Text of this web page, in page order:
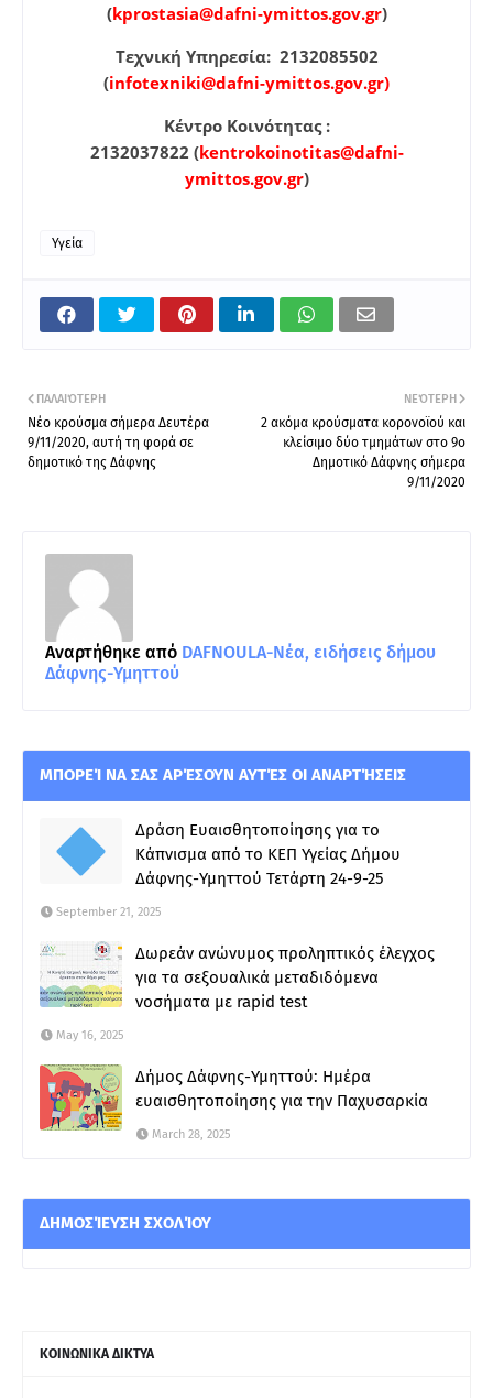
(kprostasia@dafni-ymittos.gov.gr)
Τεχνική Υπηρεσία: 2132085502
(infotexniki@dafni-ymittos.gov.gr)
Κέντρο Κοινότητας :
2132037822 (kentrokoinotitas@dafni-
ymittos.gov.gr)
Υγεία
ΝΕΌΤΕΡΗ
2 ακόμα κρούσματα κορονοϊού και
κλείσιμο δύο τμημάτων στο 9ο
Δημοτικό Δάφνης σήμερα
9/11/2020
ΠΑΛΑΙΌΤΕΡΗ
Νέο κρούσμα σήμερα Δευτέρα
9/11/2020, αυτή τη φορά σε
δημοτικό της Δάφνης
Αναρτήθηκε από DAFNOULA-Νέα, ειδήσεις δήμου
Δάφνης-Υμηττού
ΜΠΟΡΕΊ ΝΑ ΣΑΣ ΑΡΈΣΟΥΝ ΑΥΤΈΣ ΟΙ ΑΝΑΡΤΉΣΕΙΣ
Δράση Ευαισθητοποίησης για το
Κάπνισμα από το ΚΕΠ Υγείας Δήμου
Δάφνης-Υμηττού Τετάρτη 24-9-25
September 21, 2025
Δωρεάν ανώνυμος προληπτικός έλεγχος
για τα σεξουαλικά μεταδιδόμενα
νοσήματα με rapid test
May 16, 2025
Δήμος Δάφνης-Υμηττού: Ημέρα
ευαισθητοποίησης για την Παχυσαρκία
March 28, 2025
ΔΗΜΟΣΊΕΥΣΗ ΣΧΟΛΊΟΥ
ΚΟΙΝΩΝΙΚΑ ΔΙΚΤΥΑ